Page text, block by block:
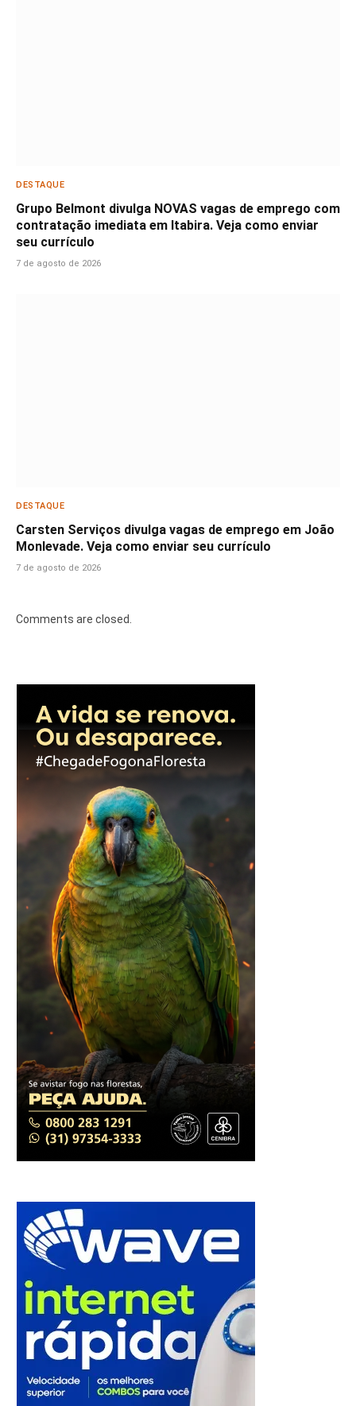
DESTAQUE
Grupo Belmont divulga NOVAS vagas de emprego com
contratação imediata em Itabira. Veja como enviar
seu currículo
7 de agosto de 2026
DESTAQUE
Carsten Serviços divulga vagas de emprego em João
Monlevade. Veja como enviar seu currículo
7 de agosto de 2026
Comments are closed.